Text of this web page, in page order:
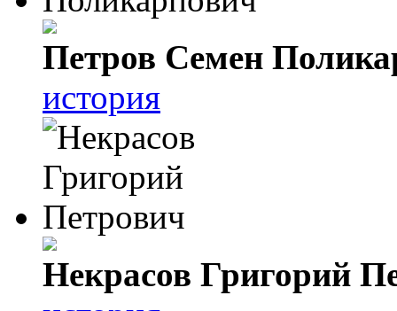
Петров Семен
история
Некрасов Григорий